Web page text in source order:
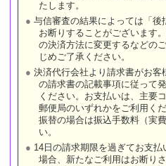
たします。
与信審査の結果によっては「後
お断りすることがございます
の決済方法に変更するなどの
じめご了承ください。
決済代行会社より請求書がお客
の請求書の記載事項に従って
ください。お支払いは、主要
郵便局のいずれかをご利用く
振替の場合は振込手数料（実
い。
14日の請求期限を過ぎてお支
場合、新たなご利用はお断り